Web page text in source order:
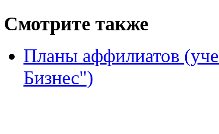
Смотрите также
Планы аффилиатов
Бизнес")